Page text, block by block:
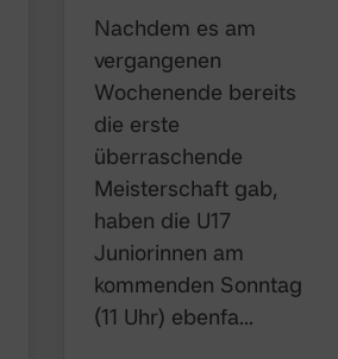
Nachdem es am
vergangenen
Wochenende bereits
die erste
überraschende
Meisterschaft gab,
haben die U17
Juniorinnen am
kommenden Sonntag
(11 Uhr) ebenfa…